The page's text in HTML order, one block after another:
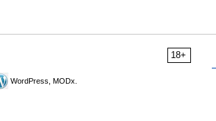
18+
WordPress, MODx.